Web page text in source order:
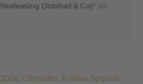
(JobRad & Co)" als
2026, Cityräder, E-Bike Special